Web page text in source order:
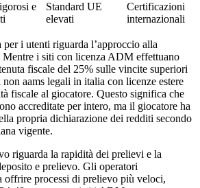
e
Standard UE
elevati
Certificazioni
internazionali
i utenti riguarda l’approccio alla
Mentre i siti con licenza ADM effettuano
fiscale del 25% sulle vincite superiori
aams legali in italia con licenze estere
fiscale al giocatore. Questo significa che
accreditate per intero, ma il giocatore ha
propria dichiarazione dei redditi secondo
vigente.
riguarda la rapidità dei prelievi e la
e prelievo. Gli operatori
offrire processi di prelievo più veloci,